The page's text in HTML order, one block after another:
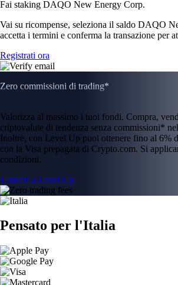
Fai staking DAQO New Energy Corp.
Vai su ricompense, seleziona il saldo DAQO
accetta i termini e conferma la transazione per
Registrati ora
Zero commissioni di trading*
Valorizza al massimo i tuoi fondi. Compra,
criptovalute di tendenza senza commissioni*
Inoltre, con Level Up puoi ottenere fino al 6%
con la Visa prepagata di Crypto.com. Si
condizioni.
Unisciti a Level Up
Pensato per l'Italia